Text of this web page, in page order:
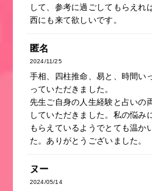
して、参考に過ごしてもらえれ
西にも来て欲しいです。
匿名
2024/11/25
手相、四柱推命、易と、時間い
っていただきました。
先生ご自身の人生経験と占いの
していただきました。私の悩み
もらえているようでとても温か
た。ありがとうございました。
ヌー
2024/05/14